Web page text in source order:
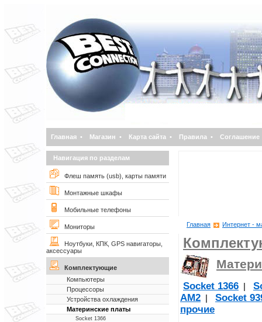
Главная • Магазин • Карта сайта • Правила • Соглашение
Навигация по разделам
Флеш память (usb), карты памяти
Монтажные шкафы
Мобильные телефоны
Мониторы
Ноутбуки, КПК, GPS навигаторы,
аксессуары
Комплектующие
Компьютеры
Процессоры
Устройства охлаждения
Материнские платы
Socket 1366
Главная Интернет -
Socket 1366 |
AM2 |
Socket
прочие